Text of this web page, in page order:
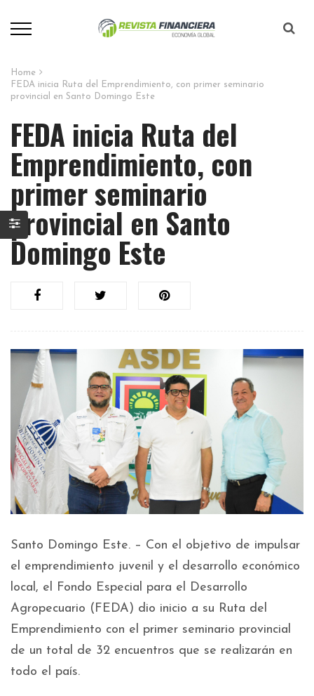
Home
FEDA inicia Ruta del Emprendimiento, con primer seminario
provincial en Santo Domingo Este
FEDA inicia Ruta del
Emprendimiento, con
primer seminario
provincial en Santo
Domingo Este
Santo Domingo Este. – Con el objetivo de impulsar
el emprendimiento juvenil y el desarrollo económico
local, el Fondo Especial para el Desarrollo
Agropecuario (FEDA) dio inicio a su Ruta del
Emprendimiento con el primer seminario provincial
de un total de 32 encuentros que se realizarán en
todo el país.